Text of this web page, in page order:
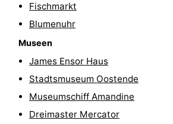
Spielplätze
Bowling
Minigolfplätze
Wellness-
Zentren
Dörfer
Natur
Fischmarkt
Blumenuhr
Museen
James Ensor Haus
Stadtsmuseum Oostende
Museumschiff Amandine
Dreimaster Mercator